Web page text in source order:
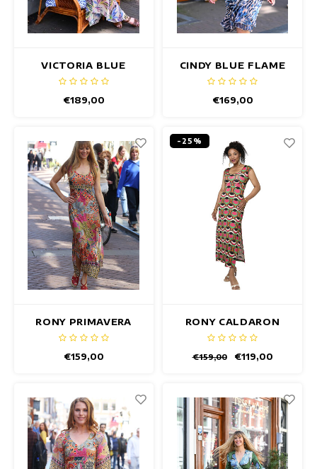
VICTORIA BLUE
LOTUS JURK
€189,00
CINDY BLUE FLAME
JURK
€169,00
RONY PRIMAVERA
JURK
€159,00
-25%
RONY CALDARON
JURK
€159,00 €119,00